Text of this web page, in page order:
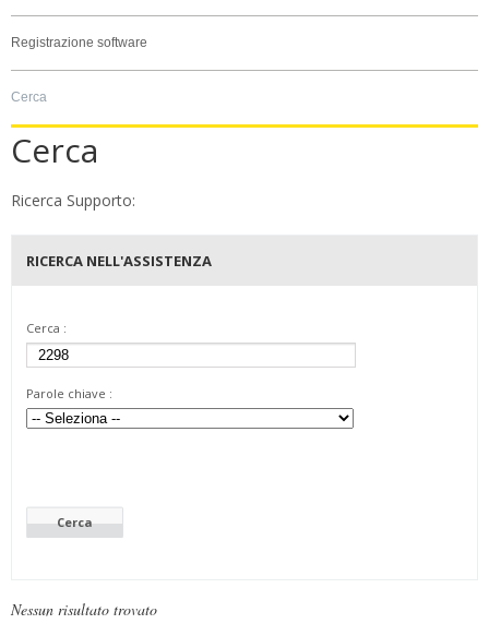
Registrazione software
Cerca
Cerca
Ricerca Supporto:
RICERCA NELL'ASSISTENZA
Cerca :
Parole chiave :
Nessun risultato trovato